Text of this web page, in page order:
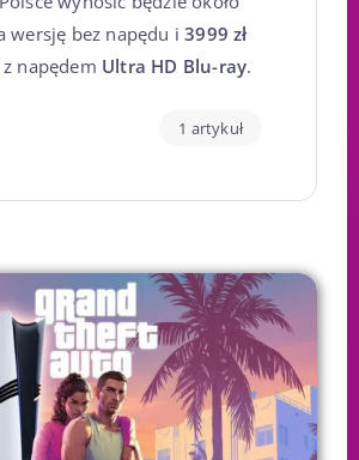
wersję bez napędu i3999 zł
napędem Ultra HD Blu-ray.
1 artykuł